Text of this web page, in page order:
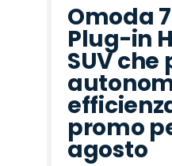
Omoda
Plug-in
SUV
promo
agosto